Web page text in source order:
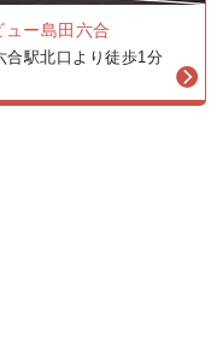
ュー島田六合
合駅北口より徒歩1分